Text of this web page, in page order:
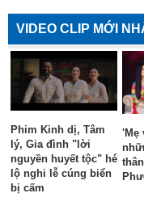
VIDEO CLIP MỚI
Phim Kinh dị, Tâm
lý, Gia đình "lời
nguyền huyết tộc" hé
lộ nghi lễ cúng biển
bị cấm
'Mẹ